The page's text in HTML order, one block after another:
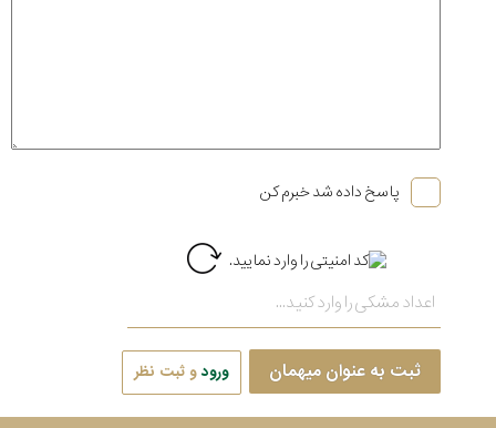
پاسخ داده شد خبرم کن
ثبت به عنوان میهمان ورودو ثبت نظر